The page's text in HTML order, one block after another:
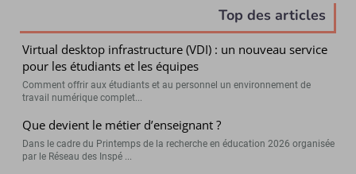
Top des articles
Virtual desktop infrastructure (VDI) : un nouveau service
pour les étudiants et les équipes
Comment offrir aux étudiants et au personnel un environnement de
travail numérique complet...
Que devient le métier d’enseignant ?
Dans le cadre du Printemps de la recherche en éducation 2026 organisée
par le Réseau des Inspé ...